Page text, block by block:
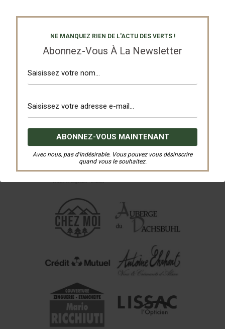
NE MANQUEZ RIEN DE L'ACTU DES VERTS !
Abonnez-Vous À La Newsletter
Avec nous, pas d’indésirable. Vous pouvez vous désinscrire
quand vous le souhaitez.
Nos Partenaires